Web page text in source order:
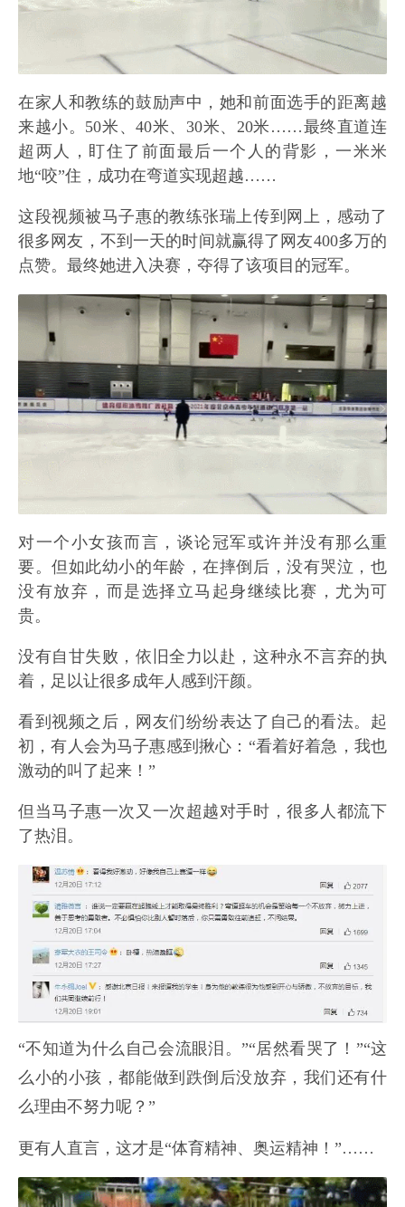
在家人和教练的鼓励声中，她和前面选手的距离越
来越小。50米、40米、30米、20米……最终直道连
超两人，盯住了前面最后一个人的背影，一米米
地“咬”住，成功在弯道实现超越……
这段视频被马子惠的教练张瑞上传到网上，感动了
很多网友，不到一天的时间就赢得了网友400多万的
点赞。最终她进入决赛，夺得了该项目的冠军。
对一个小女孩而言，谈论冠军或许并没有那么重
要。但如此幼小的年龄，在摔倒后，没有哭泣，也
没有放弃，而是选择立马起身继续比赛，尤为可
贵。
没有自甘失败，依旧全力以赴，这种永不言弃的执
着，足以让很多成年人感到汗颜。
看到视频之后，网友们纷纷表达了自己的看法。起
初，有人会为马子惠感到揪心：“看着好着急，我也
激动的叫了起来！”
但当马子惠一次又一次超越对手时，很多人都流下
了热泪。
“不知道为什么自己会流眼泪。”“居然看哭了！”“这
么小的小孩，都能做到跌倒后没放弃，我们还有什
么理由不努力呢？”
更有人直言，这才是“体育精神、奥运精神！”……